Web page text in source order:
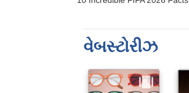
વેબસ્ટોરીઝ